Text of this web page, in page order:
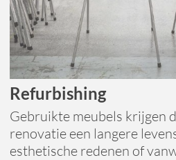
Refurbishing
Gebruikte meubels krijgen
renovatie een langere
esthetische redenen of